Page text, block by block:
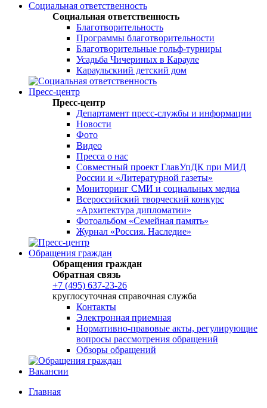
Социальная ответственность
Социальная ответственность
Благотворительность
Программы благотворительности
Благотворительные гольф-турниры
Усадьба Чичериных в Карауле
Караульскиий детский дом
Пресс-центр
Пресс-центр
Департамент пресс-службы и информации
Новости
Фото
Видео
Пресса о нас
Совместный проект ГлавУпДК при МИД
России и «Литературной газеты»
Мониторинг СМИ и социальных медиа
Всероссийский творческий конкурс
«Архитектура дипломатии»
Фотоальбом «Семейная память»
Журнал «Россия. Наследие»
Обращения граждан
Обращения граждан
Обратная связь
+7 (495) 637-23-26
круглосуточная справочная служба
Контакты
Электронная приемная
Нормативно-правовые акты, регулирующие
вопросы рассмотрения обращений
Обзоры обращений
Вакансии
Главная